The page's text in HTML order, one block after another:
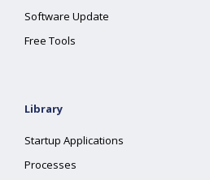
Software Update
Free Tools
Library
Startup Applications
Processes